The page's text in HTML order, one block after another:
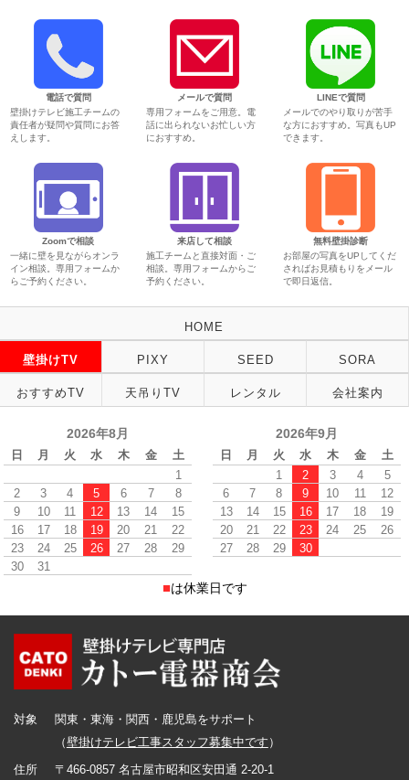
電話で質問
壁掛けテレビ施工チームの
責任者が疑問や質問にお答
えします。
メールで質問
専用フォームをご用意。電
話に出られないお忙しい方
におすすめ。
LINEで質問
メールでのやり取りが苦手
な方におすすめ。写真もUP
できます。
Zoomで相談
一緒に壁を見ながらオンラ
イン相談。専用フォームか
らご予約ください。
来店して相談
施工チームと直接対面・ご
相談。専用フォームからご
予約ください。
無料壁掛診断
お部屋の写真をUPしてくだ
さればお見積もりをメール
で即日返信。
HOME
壁掛けTV PIXY SEED SORA
おすすめTV 天吊りTV レンタル 会社案内
2026年8月
日 月 火 水 木 金
土
1
2
3 4 5 6 7
8
9
10 11 12 13 14
15
16
17 18 19 20 21
22
23
24 25 26 27 28
29
30
31
2026年9月
日 月 火 水 木 金
土
1
2 3 4
5
6
7 8 9 10 11
12
13
14 15 16 17 18
19
20
21 22 23 24 25
26
27
28 29 30
■は休業日です
対象
関東・東海・関西・鹿児島をサポート
（壁掛けテレビ工事スタッフ募集中です ）
住所
〒466-0857 名古屋市昭和区安田通 2-20-1